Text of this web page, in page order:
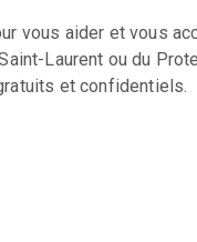
vous aider et vous
Laurent ou du
et confidentiels.